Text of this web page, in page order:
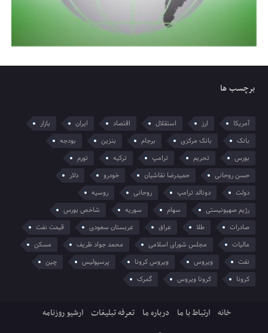
برچسب ها
آمریکا ارز استقلال اقتصاد ایران
بازار
بانک
بانک مرکزی برجام بنزین
بودجه
بورس
تحریم ترامپ ترکیه
تورم
حسن روحانی
حمیدرضا نقاشیان خودرو
دلار
دولت
دونالد ترامپ روحانی
روسیه
رژیم صهیونیستی
سهام سوریه
شاخص بورس
صادرات
طلا عراق عربستان سعودی
قیمت نفت
مالیات
مجلس شورای اسلامی محمد جواد ظریف
مسکن
نفت
ویروس ویروس کرونا پرسپولیس
چین
کرونا
کرونا ویروس گمرک
خانه ارتباط با ما درباره ما تعرفه تبلیغات ارشیو روزنامه